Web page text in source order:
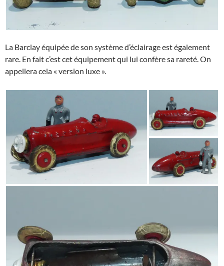
La Barclay équipée de son système d’éclairage est également
rare. En fait c’est cet équipement qui lui confère sa rareté. On
appellera cela « version luxe ».